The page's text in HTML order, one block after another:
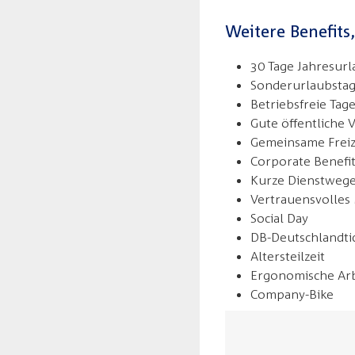
Weitere
30 Tage
Betriebsfreie
Gute öffentliche
Gemeinsame
Corporate
Kurze
Social Day
DB-
Altersteilzeit
Ergonomische
Company-Bike